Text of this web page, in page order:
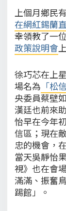
上個月鄉民
在網紅錫蘭
幸領教了一
政策說明會
徐巧芯在上
場名為 「松
央委員蔡壁
漢廷也前來
怡早在今年
信區；現在
忠的機會，
當天吳靜怡
視》也在會
滿滿、振奮
踢館」。